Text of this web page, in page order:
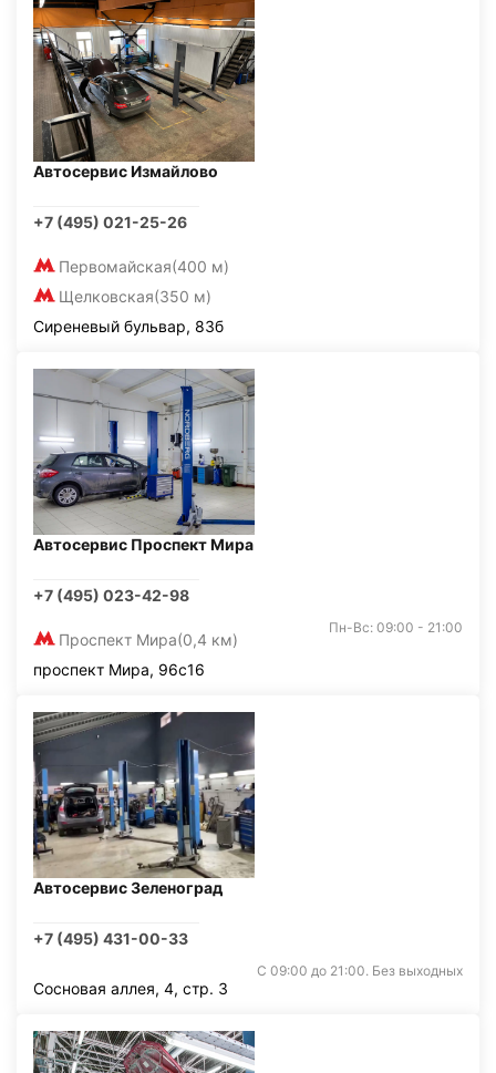
Автосервис Измайлово
+7 (495) 021-25-26
Первомайская(400 м)
Щелковская(350 м)
Сиреневый бульвар, 83б
Автосервис Проспект Мира
+7 (495) 023-42-98
Проспект Мира(0,4 км)
Пн-Вс: 09:00 - 21:00
проспект Мира, 96с16
Автосервис Зеленоград
+7 (495) 431-00-33
С 09:00 до 21:00. Без выходных
Сосновая аллея, 4, стр. 3